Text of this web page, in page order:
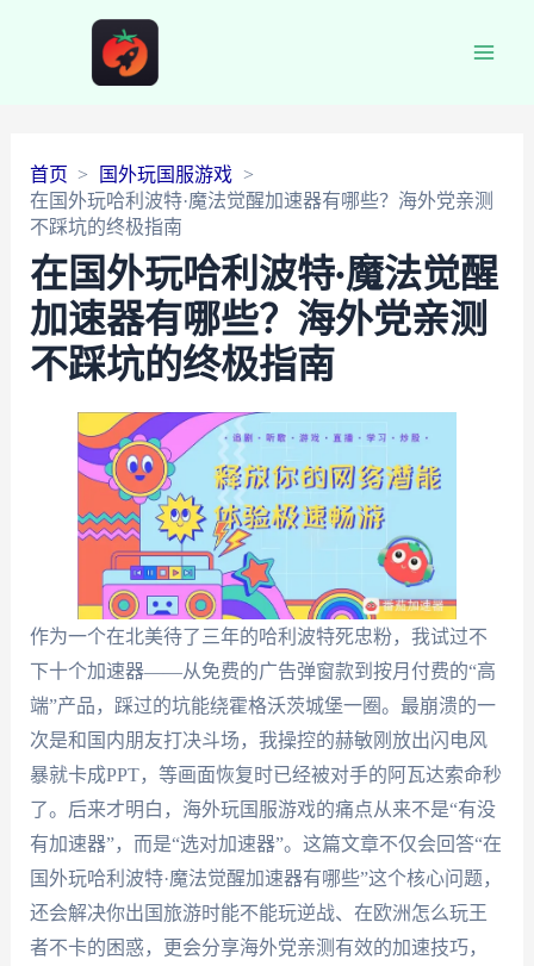
首页
国外玩国服游戏
在国外玩哈利波特·魔法觉醒加速器有哪些？海外党亲测
不踩坑的终极指南
在国外玩哈利波特·魔法觉醒
加速器有哪些？海外党亲测
不踩坑的终极指南
作为一个在北美待了三年的哈利波特死忠粉，我试过不
下十个加速器——从免费的广告弹窗款到按月付费的“高
端”产品，踩过的坑能绕霍格沃茨城堡一圈。最崩溃的一
次是和国内朋友打决斗场，我操控的赫敏刚放出闪电风
暴就卡成PPT，等画面恢复时已经被对手的阿瓦达索命秒
了。后来才明白，海外玩国服游戏的痛点从来不是“有没
有加速器”，而是“选对加速器”。这篇文章不仅会回答“在
国外玩哈利波特·魔法觉醒加速器有哪些”这个核心问题，
还会解决你出国旅游时能不能玩逆战、在欧洲怎么玩王
者不卡的困惑，更会分享海外党亲测有效的加速技巧，